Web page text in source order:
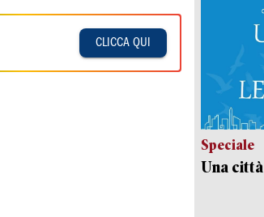
CLICCA QUI
Speciale
Una